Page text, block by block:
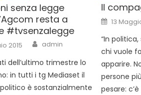
senza legge
resta a
#tvsenzalegge
2015 Author
admin
dell’ultimo trimestre lo
in tutti i tg Mediaset il
è sostanzialmente
Il
Posted
on
13
“In
chi vuole
apparire.
persone
pesare: